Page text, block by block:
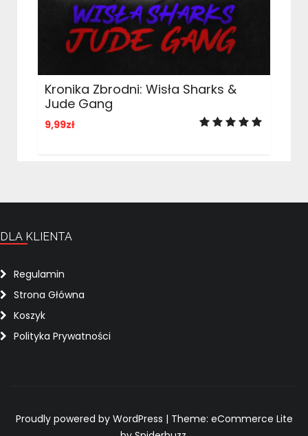
Kronika Zbrodni: Wisła Sharks &
Jude Gang
9,99zł
DLA KLIENTA
Regulamin
Strona Główna
Koszyk
Polityka Prywatności
Proudly powered by WordPress | Theme: eCommerce Lite